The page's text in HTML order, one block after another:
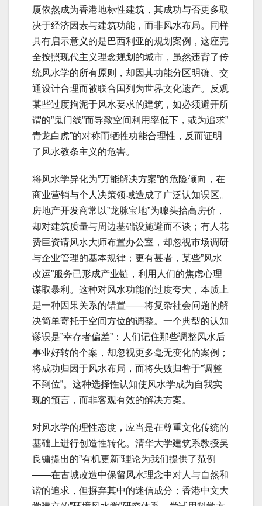
厦依然成为香港地标性建筑，其成功与否更多取
决于经济因素与建筑功能，而非风水布局。同样
具有启示意义的是巴西利亚的规划案例，这座完
全按照现代主义理念规划的城市，虽然违背了传
统风水学的所有原则，却因其功能分区明确、交
通设计合理而被联合国列为世界文化遗产。反观
某些过度拘泥于风水要求的建筑，如必须避开所
谓的”鬼门线”而导致空间利用率低下，或为追求”
青龙白虎”的对称而牺牲功能合理性，反而证明
了风水教条主义的危害。
将风水学异化为”万能解决方案”的危险倾向，在
商业营销与个人决策领域造成了广泛认知误区。
房地产开发商常以”龙脉宝地”为噱头抬高房价，
却对建筑质量与周边基础设施避而不谈；有人花
费巨资请风水大师布置办公室，却忽视市场调研
与企业管理的基本规律；更有甚者，某些”风水
改运”服务已形成产业链，利用人们的焦虑心理
谋取暴利。这种对风水功能的过度夸大，本质上
是一种因果关系的错置——将复杂社会问题的解
决简单寄托于空间方位的调整。一个典型的认知
谬误是”幸存者偏差”：人们记住那些调整风水后
事业好转的个案，却忽视更多毫无变化的案例；
将成功归因于风水布局，而将失败归咎于”调整
不到位”。这种选择性认知使风水学成为自我实
现的预言，而非客观有效的解决方案。
对风水学的理性态度，应当是在尊重文化传统的
基础上进行创造性转化。清华大学建筑系教授吴
良镛提出的”有机更新”理论为我们提供了范例
——在古城改造中保留风水理念中对人与自然和
谐的追求，但摒弃其中的迷信成分；香港中文大